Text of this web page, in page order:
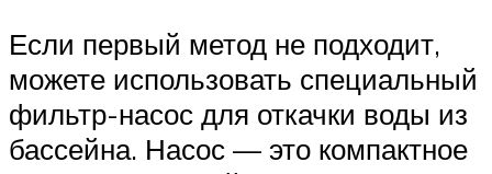
Если первый метод не подходит,
можете использовать специальный
фильтр-насос для откачки воды из
бассейна. Насос — это компактное